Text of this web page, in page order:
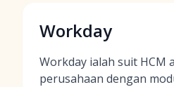
Workday
Workday ialah suit HCM
perusahaan dengan